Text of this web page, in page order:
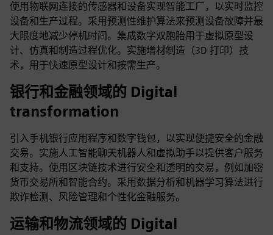
使用物联网连接的传感器和设备实现智能工厂，以实时监控
设备和生产过程。采用预测性维护算法来预测设备故障并最
大限度地减少停机时间。集成数字双胞胎用于虚拟原型设
计、仿真和制造过程优化。实施增材制造（3D 打印）技
术，用于快速原型设计和按需生产。
银行和金融领域的 Digital
transformation
引入手机银行应用程序和数字钱包，以实现便捷安全的金融
交易。实施人工智能聊天机器人和虚拟助手以提供客户服务
和支持。使用区块链技术进行安全和透明的交易，例如加密
货币交易所和智能合约。采用数据分析和机器学习算法进行
欺诈检测、风险管理和个性化金融服务。
运输和物流领域的 Digital